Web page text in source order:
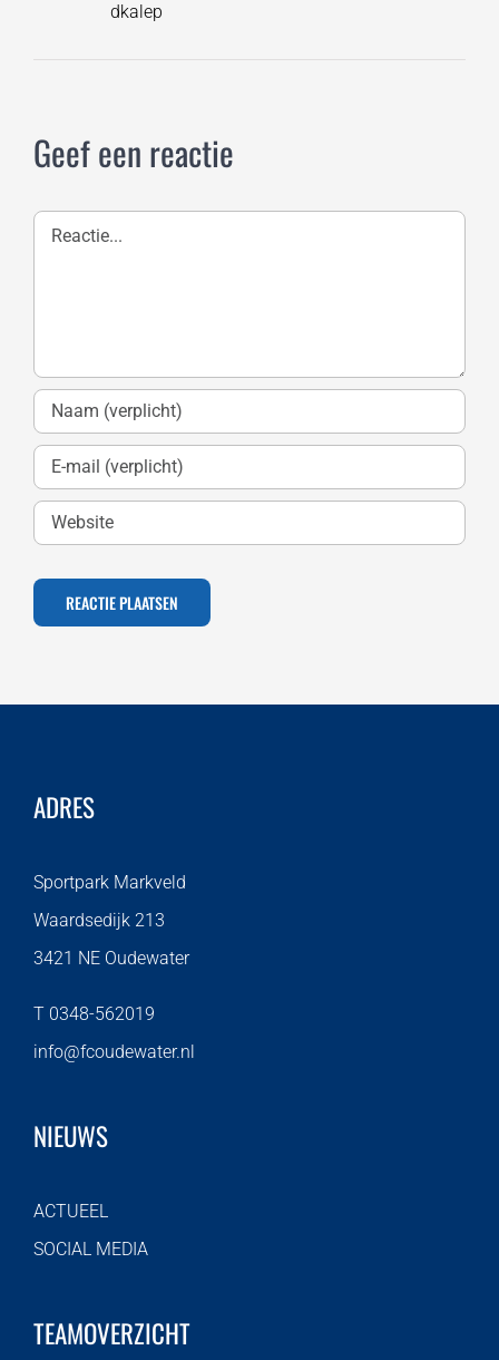
dkalep
Geef een reactie
Reactie
ADRES
Sportpark Markveld
Waardsedijk 213
3421 NE Oudewater
T 0348-562019
info@fcoudewater.nl
NIEUWS
ACTUEEL
SOCIAL MEDIA
TEAMOVERZICHT